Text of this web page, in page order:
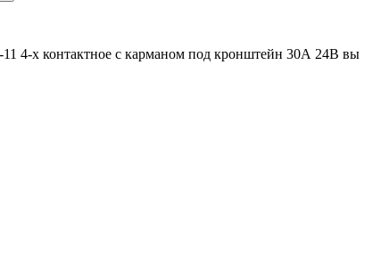
4-х контактное с карманом под кронштейн 30А 24В вы